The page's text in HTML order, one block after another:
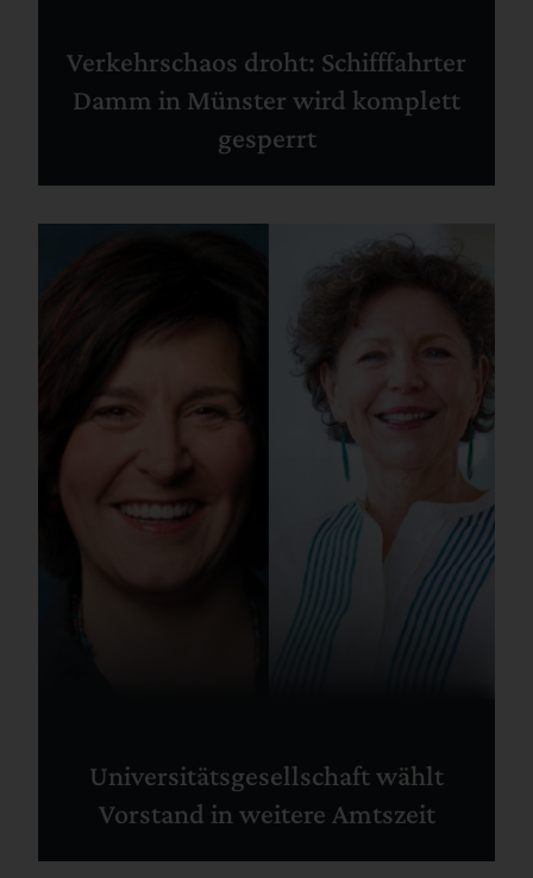
Verkehrschaos droht: Schifffahrter
Damm in Münster wird komplett
gesperrt
Universitätsgesellschaft wählt
Vorstand in weitere Amtszeit